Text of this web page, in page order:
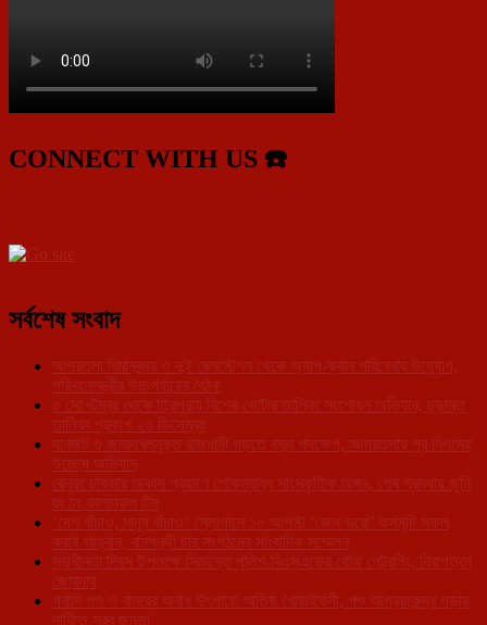
CONNECT WITH US ☎️
সর্বশেষ সংবাদ
আগরতলা বিমানবন্দর ও দুই রেলস্টেশন থেকে অ্যাপ-ক্যাব পরিষেবার উদ্যোগ,
পরিবহনমন্ত্রীর উচ্চপর্যায়ের বৈঠক
৫ সেপ্টেম্বর থেকে ত্রিপুরায় বিশেষ ভোটার তালিকা সংশোধন অভিযান, চূড়ান্ত
তালিকা প্রকাশ ২৩ ডিসেম্বর
যানজট ও জবরদখলমুক্ত রাজধানী গড়তে কড়া পদক্ষেপ, আগরতলায় পুর নিগমের
উচ্ছেদ অভিযান
রেনুকা চাকমার অকাল প্রয়াণে শোকস্তব্ধ সাংস্কৃতিক অঙ্গন, শেষ শ্রদ্ধায় জুনি
রং ঢং কালচারাল টিম
‘দেশ বাঁচাও, মানুষ বাঁচাও’ স্লোগানে ১০ আগস্ট ‘জেল ভরো’ কর্মসূচি সফল
করার আহ্বান, বামপন্থী চার সংগঠনের সাংবাদিক সম্মেলন
স্বাধীনতা দিবস উপলক্ষে সিমান্তে পুলিশ-বিএসএফের যৌথ পেট্রলিং, নিরাপত্তা
জোরদার
গবাদি পশু ও বানরের অবাধ উৎপাতে অতিষ্ঠ খোয়াইবাসী, পশু আশ্রয়কেন্দ্র গড়ার
দাবিতে সরব জনতা